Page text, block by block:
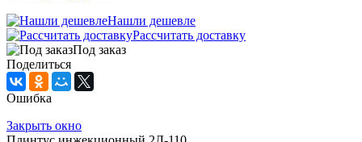
Нашли дешевле
Рассчитать доставку
Под заказ
Поделиться
Ошибка
Закрыть окно